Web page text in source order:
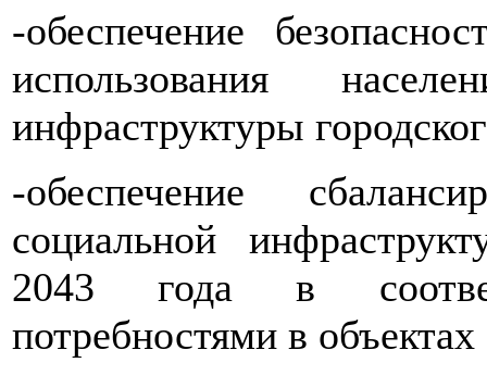
-обеспечение
использования
инфраструктуры
-обеспечение
социальной
2043 года в
потребностями в